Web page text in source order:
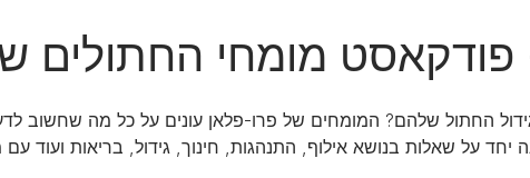
החתול שלהם? המומחים של פרו-פלאן עונים על כל מה שחשוב
יחד על שאלות בנושא אילוף, התנהגות, חינוך, גידול, בריאות ועוד